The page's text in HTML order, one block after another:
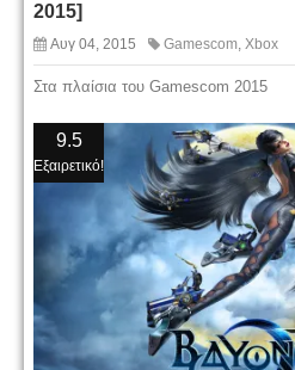
2015]
Αυγ 04, 2015 Gamescom Xbox
Στα πλαίσια του Gamescom 2015
9.5
Εξαιρετικό!